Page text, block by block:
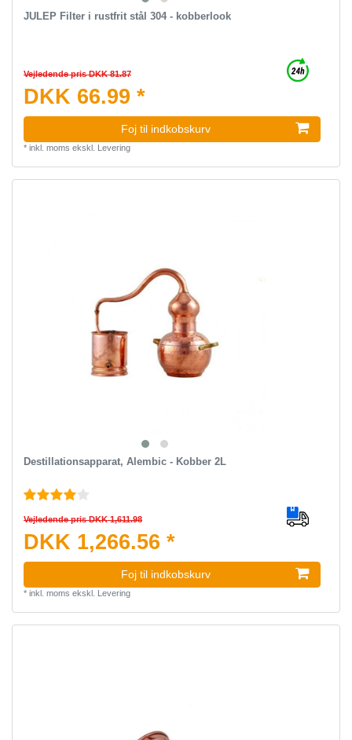
JULEP Filter i rustfrit stål 304 - kobberlook
Vejledende pris DKK 81.87
DKK 66.99 *
Foj til indkobskurv
* inkl. moms ekskl. Levering
Destillationsapparat, Alembic - Kobber 2L
Vejledende pris DKK 1,611.98
DKK 1,266.56 *
Foj til indkobskurv
* inkl. moms ekskl. Levering